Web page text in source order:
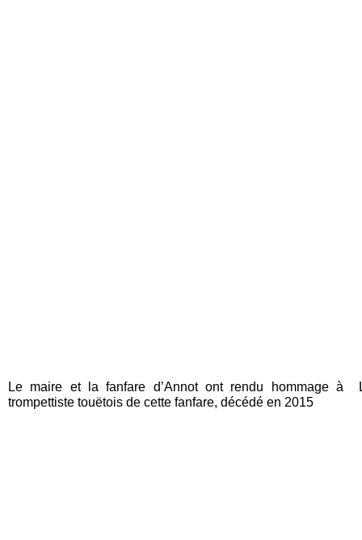
Le maire et la fanfare d’Annot ont rendu hommage à
trompettiste touëtois de cette fanfare, décédé en 2015